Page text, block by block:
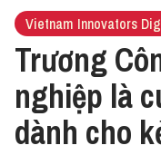
Vietnam Innovators
Trương
nghiệp là
dành cho